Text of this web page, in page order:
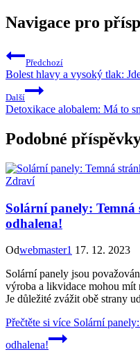
Navigace pro
Předchozí
Bolest hlavy a vysoký tlak:
Další
Detoxikace alobalem: Má to
Podobné
Zdraví
Solární panely: Temná
odhalena!
Odwebmaster1 17. 12. 2023
Solární panely jsou
výroba a likvidace mohou mít
Je důležité zvážit obě strany
Přečtěte si více Solární
odhalena!